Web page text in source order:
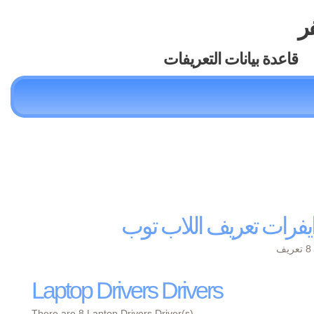
قاعدة بيانات التعريفات
تعريف اللاب توب
Laptop Drivers Drivers